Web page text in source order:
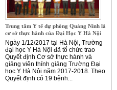
Trung tâm Y tế dự phòng Quảng Ninh là
cơ sở thực hành của Đại Học Y Hà Nội
Ngày 1/12/2017 tại Hà Nội, Trường
đại học Y Hà Nội đã tổ chức trao
Quyết định Cơ sở thực hành và
giảng viên thính giảng Trường Đại
học Y Hà Nội năm 2017-2018. Theo
Quyết định có 19 bệnh...